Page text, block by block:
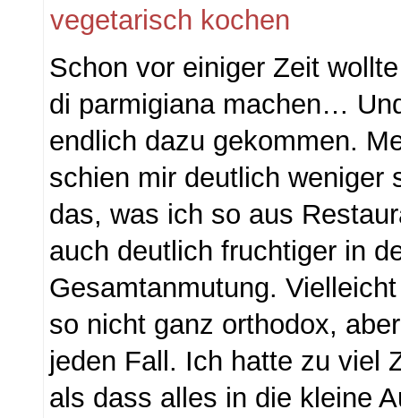
vegetarisch kochen
Schon vor einiger Zeit
di parmigiana machen…
endlich dazu gekommen.
schien mir deutlich weniger
das, was ich so aus
auch deutlich fruchtiger in
Gesamtanmutung.
so nicht ganz orthodox,
jeden Fall. Ich hatte zu viel
als dass alles in die kleine